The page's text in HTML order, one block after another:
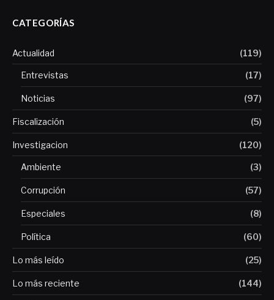
CATEGORÍAS
Actualidad (119)
Entrevistas (17)
Noticias (97)
Fiscalización (5)
Investigacion (120)
Ambiente (3)
Corrupción (57)
Especiales (8)
Política (60)
Lo más leído (25)
Lo más reciente (144)